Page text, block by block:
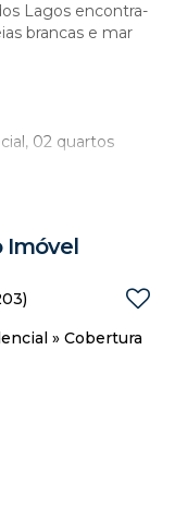
Lagos encontra-
brancas e mar
02 quartos
coberta
e chuveirão de
Imóvel
» Cobertura